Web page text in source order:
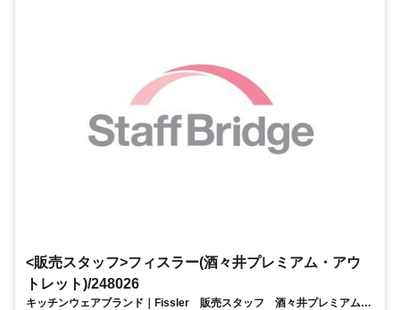
<販売スタッフ>フィスラー(酒々井プレミアム・アウ
トレット)/248026
キッチンウェアブランド｜Fissler 販売スタッフ 酒々井プレミアム・